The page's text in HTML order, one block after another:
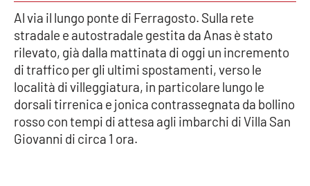
Meteo
Editoriali
VIDEO
Al via il lungo ponte di Ferragosto. Sulla rete
stradale e autostradale gestita da Anas è stato
rilevato, già dalla mattinata di oggi un incremento
di traffico per gli ultimi spostamenti, verso le
località di villeggiatura, in particolare lungo le
dorsali tirrenica e jonica contrassegnata da bollino
rosso con tempi di attesa agli imbarchi di Villa San
Giovanni di circa 1 ora.